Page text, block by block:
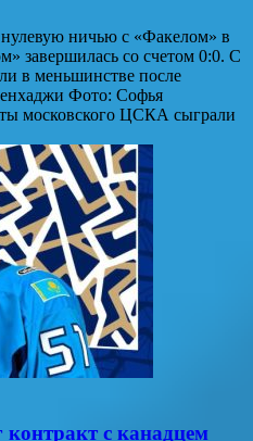
ничью с «Факелом» в
завершилась со счетом 0:0. С
в меньшинстве после
Фото: Софья
московского ЦСКА сыграли
с канадцем